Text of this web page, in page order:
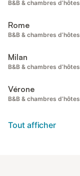
B&B & chambres d’hôtes
Rome
B&B & chambres d’hôtes
Milan
B&B & chambres d’hôtes
Vérone
B&B & chambres d’hôtes
Tout afficher